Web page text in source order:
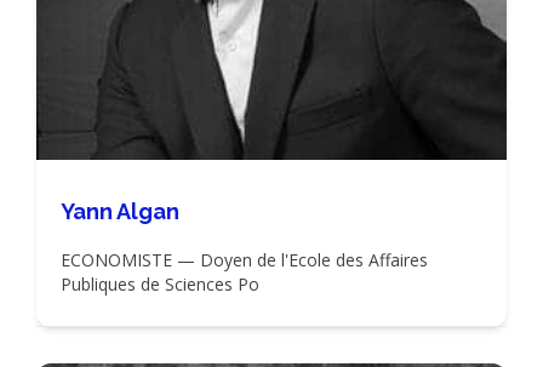
Yann Algan
ECONOMISTE — Doyen de l'Ecole des Affaires
Publiques de Sciences Po